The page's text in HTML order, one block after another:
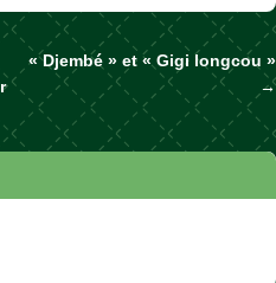
articles
« Djembé » et « Gigi longcou »
→